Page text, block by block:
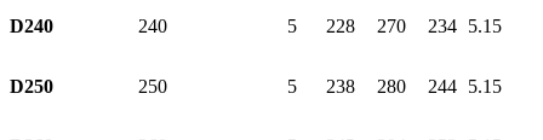
D240 240 5 228 270 234 5.15
D250 250 5 238 280 244 5.15